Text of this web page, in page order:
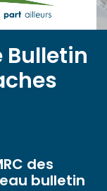
Bulletin
des
bulletin